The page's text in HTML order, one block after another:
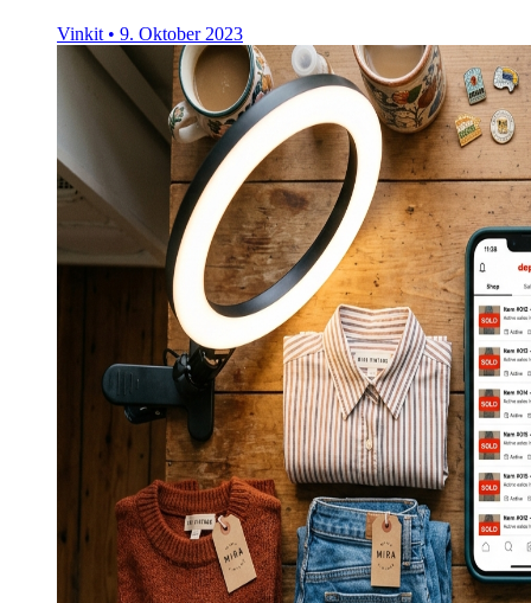
Vinkit • 9. Oktober 2023